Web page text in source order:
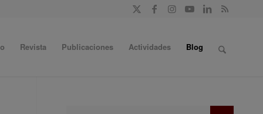
Revista Publicaciones Actividades Blog